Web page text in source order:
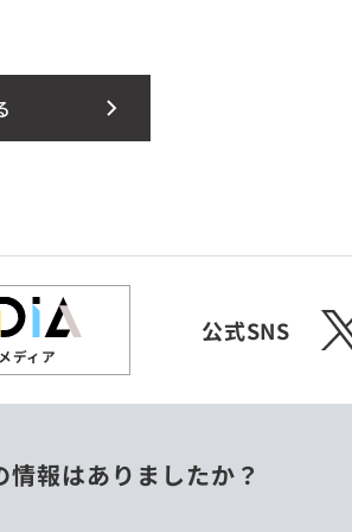
ディア
公式SNS X
情報はありましたか？